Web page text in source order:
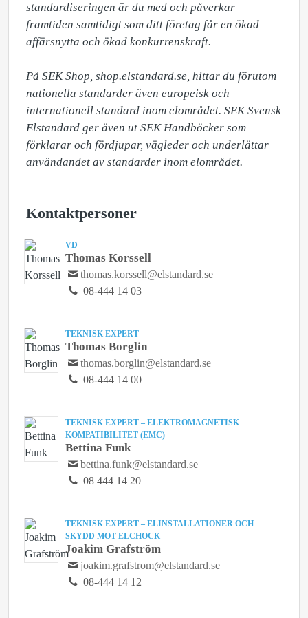
standardiseringen är du med och påverkar
framtiden samtidigt som ditt företag får en ökad
affärsnytta och ökad konkurrenskraft.
På SEK Shop, shop.elstandard.se, hittar du förutom
nationella standarder även europeisk och
internationell standard inom elområdet. SEK Svensk
Elstandard ger även ut SEK Handböcker som
förklarar och fördjupar, vägleder och underlättar
användandet av standarder inom elområdet.
Kontaktpersoner
VD
Thomas Korssell
thomas.korssell@elstandard.se
08-444 14 03
TEKNISK EXPERT
Thomas Borglin
thomas.borglin@elstandard.se
08-444 14 00
TEKNISK EXPERT – ELEKTROMAGNETISK
KOMPATIBILITET (EMC)
Bettina Funk
bettina.funk@elstandard.se
08 444 14 20
TEKNISK EXPERT – ELINSTALLATIONER OCH
SKYDD MOT ELCHOCK
Joakim Grafström
joakim.grafstrom@elstandard.se
08-444 14 12